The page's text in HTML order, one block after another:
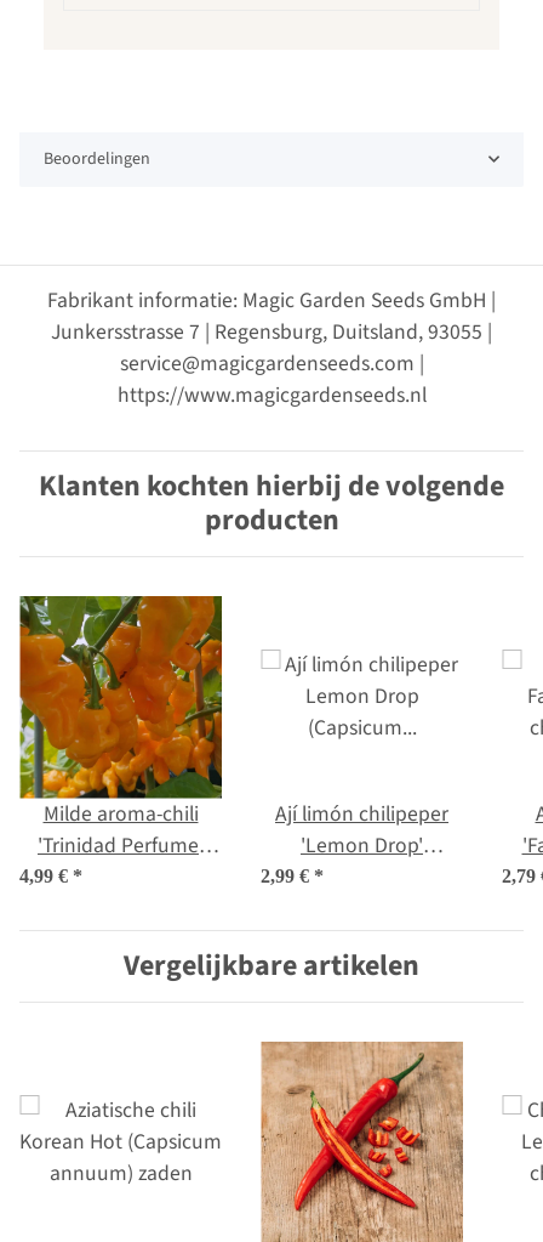
Beoordelingen
Fabrikant informatie: Magic Garden Seeds GmbH |
Junkersstrasse 7 | Regensburg, Duitsland, 93055 |
service@magicgardenseeds.com |
https://www.magicgardenseeds.nl
Klanten kochten hierbij de volgende
producten
Milde aroma-chili
'Trinidad Perfume'
(Capsicum chinense )
4,99 € *
Ají limón chilipeper
'Lemon Drop'
(Capsicum baccatum)
2,99 € * 2,79
Vergelijkbare artikelen